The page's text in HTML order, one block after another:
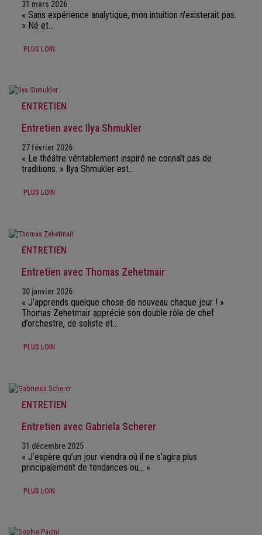
31 mars 2026
« Sans expérience analytique, mon intuition n'existerait pas.
» Né et…
PLUS LOIN
ENTRETIEN
Entretien avec Ilya Shmukler
27 février 2026
« Le théâtre véritablement inspiré ne connaît pas de
traditions. » Ilya Shmukler est…
PLUS LOIN
ENTRETIEN
Entretien avec Thomas Zehetmair
30 janvier 2026
« J’apprends quelque chose de nouveau chaque jour ! »
Thomas Zehetmair apprécie son double rôle de chef
d’orchestre, de soliste et…
PLUS LOIN
ENTRETIEN
Entretien avec Gabriela Scherer
31 décembre 2025
« J’espère qu’un jour viendra où il ne s’agira plus
principalement de tendances ou… »
PLUS LOIN